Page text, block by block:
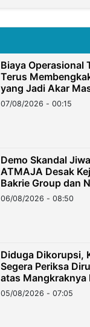
Biaya Operasional
Terus
yang Jadi Akar
07/08/2026 - 00:15
Demo Skandal
ATMAJA Desak
Bakrie Group dan
06/08/2026 - 08:50
Diduga Dikorupsi,
Segera Periksa
atas Mangkraknya
05/08/2026 - 07:05